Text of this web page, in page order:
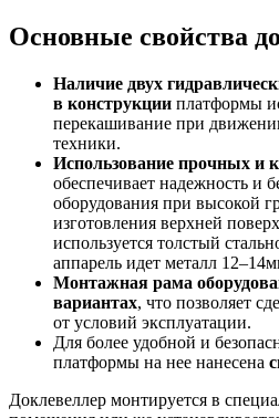
Основные свойства
Наличие двух
в конструкции платформы
перекашивание при
техники.
Использование прочных и
обеспечивает надежность и
оборудования при высокой
изготовления верхней
используется толстый
аппарель идет металл
Монтажная рама
вариантах, что позволяет
от условий эксплуатации.
Для более удобной и
платформы на нее нанесена
Доклевеллер монтируется в